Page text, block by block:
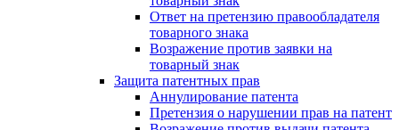
Ответ на претензию правообладателя
товарного знака
Возражение против заявки на
товарный знак
Защита патентных прав
Аннулирование патента
Претензия о нарушении прав на патент